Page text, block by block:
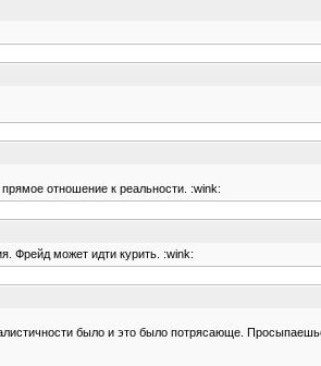
отношение к реальности. :wink:
Фрейд может идти курить. :wink:
было и это было потрясающе.